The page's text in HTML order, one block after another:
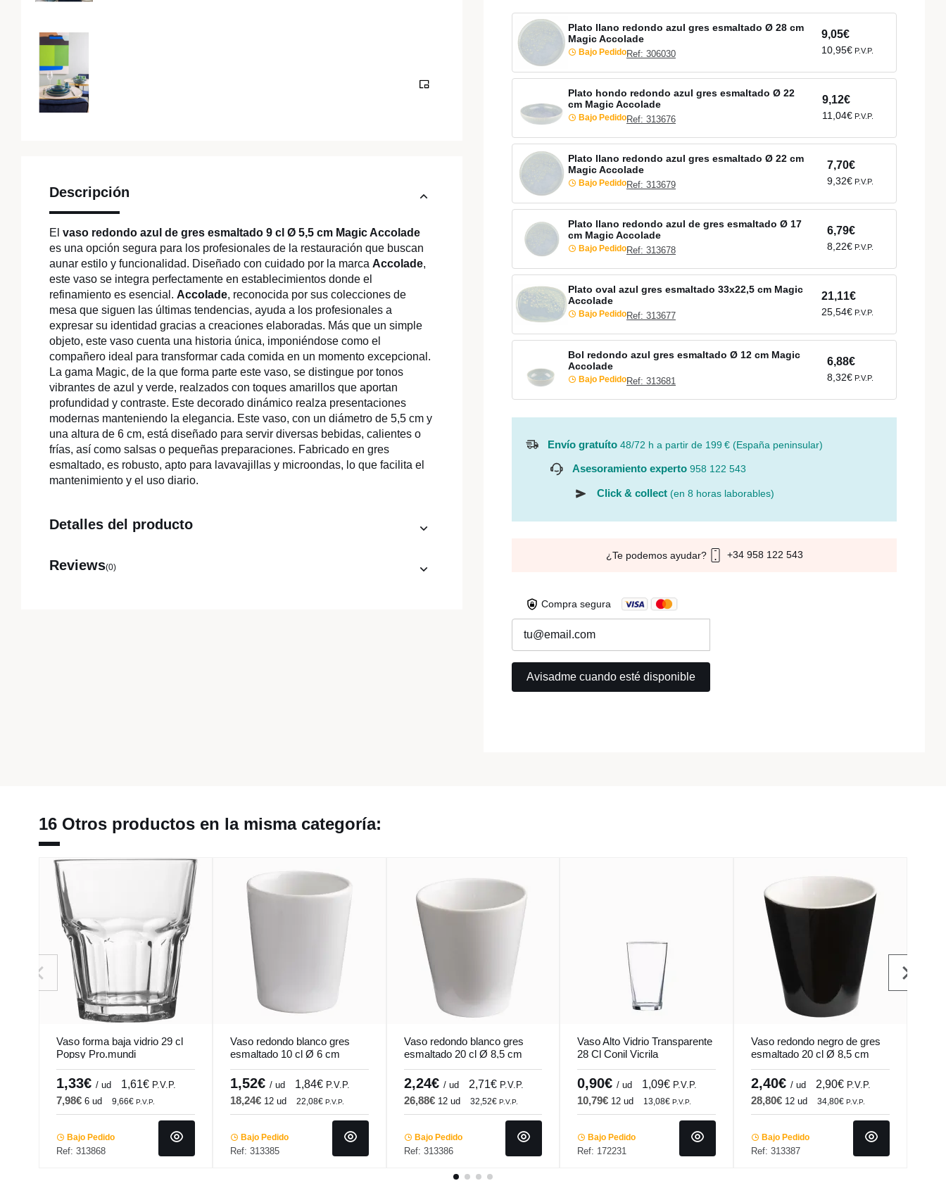
Descripción
El vaso redondo azul de gres esmaltado 9 cl Ø 5,5 cm Magic Accolade
es una opción segura para los profesionales de la restauración que buscan
aunar estilo y funcionalidad. Diseñado con cuidado por la marca Accolade,
este vaso se integra perfectamente en establecimientos donde el
refinamiento es esencial. Accolade, reconocida por sus colecciones de
mesa que siguen las últimas tendencias, ayuda a los profesionales a
expresar su identidad gracias a creaciones elaboradas. Más que un simple
objeto, este vaso cuenta una historia única, imponiéndose como el
compañero ideal para transformar cada comida en un momento excepcional.
La gama Magic, de la que forma parte este vaso, se distingue por tonos
vibrantes de azul y verde, realzados con toques amarillos que aportan
profundidad y contraste. Este decorado dinámico realza presentaciones
modernas manteniendo la elegancia. Este vaso, con un diámetro de 5,5 cm y
una altura de 6 cm, está diseñado para servir diversas bebidas, calientes o
frías, así como salsas o pequeñas preparaciones. Fabricado en gres
esmaltado, es robusto, apto para lavavajillas y microondas, lo que facilita el
mantenimiento y el uso diario.
Detalles del producto
Reviews(0)
Plato llano redondo azul gres esmaltado Ø 28 cm
Magic Accolade
Bajo PedidoRef: 306030
9,05€
10,95€ P.V.P.
Plato hondo redondo azul gres esmaltado Ø 22
cm Magic Accolade
Bajo PedidoRef: 313676
9,12€
11,04€ P.V.P.
Plato llano redondo azul gres esmaltado Ø 22 cm
Magic Accolade
Bajo PedidoRef: 313679
7,70€
9,32€ P.V.P.
Plato llano redondo azul de gres esmaltado Ø 17
cm Magic Accolade
Bajo PedidoRef: 313678
6,79€
8,22€ P.V.P.
Plato oval azul gres esmaltado 33x22,5 cm Magic
Accolade
Bajo PedidoRef: 313677
21,11€
25,54€ P.V.P.
Bol redondo azul gres esmaltado Ø 12 cm Magic
Accolade
Bajo PedidoRef: 313681
6,88€
8,32€ P.V.P.
Envío gratuíto 48/72 h a partir de 199 € (España peninsular)
Asesoramiento experto 958 122 543
Click & collect (en 8 horas laborables)
¿Te podemos ayudar? +34 958 122 543
Compra segura
16 Otros productos en la misma categoría:
Vaso forma baja vidrio 29 cl
Popsy Pro.mundi
1,33€ / ud 1,61€ P.V.P.
7,98€ 6 ud 9,66€ P.V.P.
Bajo Pedido
Ref: 313868
Vaso redondo blanco gres
esmaltado 10 cl Ø 6 cm
Prismo Pro.mundi
1,52€ / ud 1,84€ P.V.P.
18,24€ 12 ud 22,08€ P.V.P.
Bajo Pedido
Ref: 313385
Vaso redondo blanco gres
esmaltado 20 cl Ø 8,5 cm
Prismo Pro.mundi
2,24€ / ud 2,71€ P.V.P.
26,88€ 12 ud 32,52€ P.V.P.
Bajo Pedido
Ref: 313386
Vaso Alto Vidrio Transparente
28 Cl Conil Vicrila
0,90€/ ud 1,09€ P.V.P.
10,79€ 12 ud 13,08€P.V.P.
Bajo Pedido
Ref: 172231
Vaso redondo negro de gres
esmaltado 20 cl Ø 8,5 cm
Prismo Pro.mundi
2,40€/ ud 2,90€ P.V.P.
28,80€ 12 ud 34,80€P.V.P.
Bajo Pedido
Ref: 313387